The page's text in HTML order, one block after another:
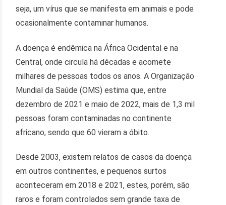
seja, um vírus que se manifesta em animais e pode
ocasionalmente contaminar humanos.
A doença é endêmica na África Ocidental e na
Central, onde circula há décadas e acomete
milhares de pessoas todos os anos. A Organização
Mundial da Saúde (OMS) estima que, entre
dezembro de 2021 e maio de 2022, mais de 1,3 mil
pessoas foram contaminadas no continente
africano, sendo que 60 vieram a óbito.
Desde 2003, existem relatos de casos da doença
em outros continentes, e pequenos surtos
aconteceram em 2018 e 2021, estes, porém, são
raros e foram controlados sem grande taxa de